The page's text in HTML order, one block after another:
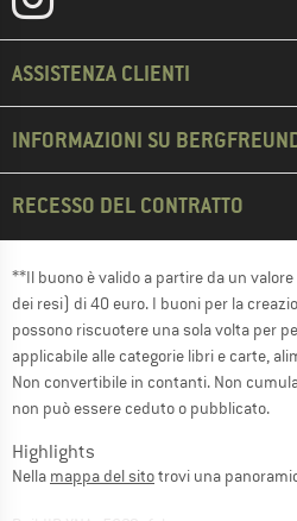
ASSISTENZA CLIENTI
INFORMAZIONI SU
RECESSO DEL CONTRATTO
**Il buono è valido a partire da un
dei resi) di 40 euro. I buoni per la
possono riscuotere una sola volta per
applicabile alle categorie libri e carte,
Non convertibile in contanti. Non
non può essere ceduto o pubblicato.
Highlights
Nella mappa del sitotrovi una